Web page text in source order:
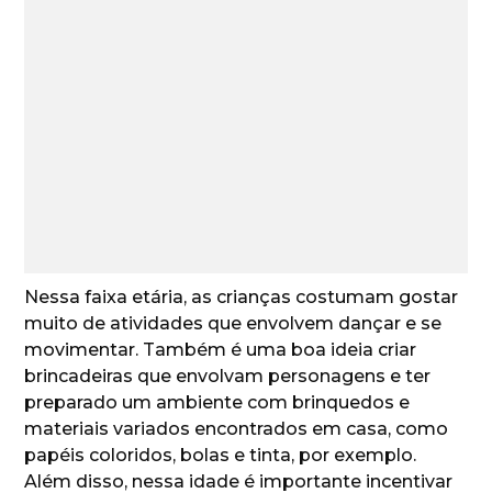
Nessa faixa etária, as crianças costumam gostar
muito de atividades que envolvem dançar e se
movimentar. Também é uma boa ideia criar
brincadeiras que envolvam personagens e ter
preparado um ambiente com brinquedos e
materiais variados encontrados em casa, como
papéis coloridos, bolas e tinta, por exemplo.
Além disso, nessa idade é importante incentivar